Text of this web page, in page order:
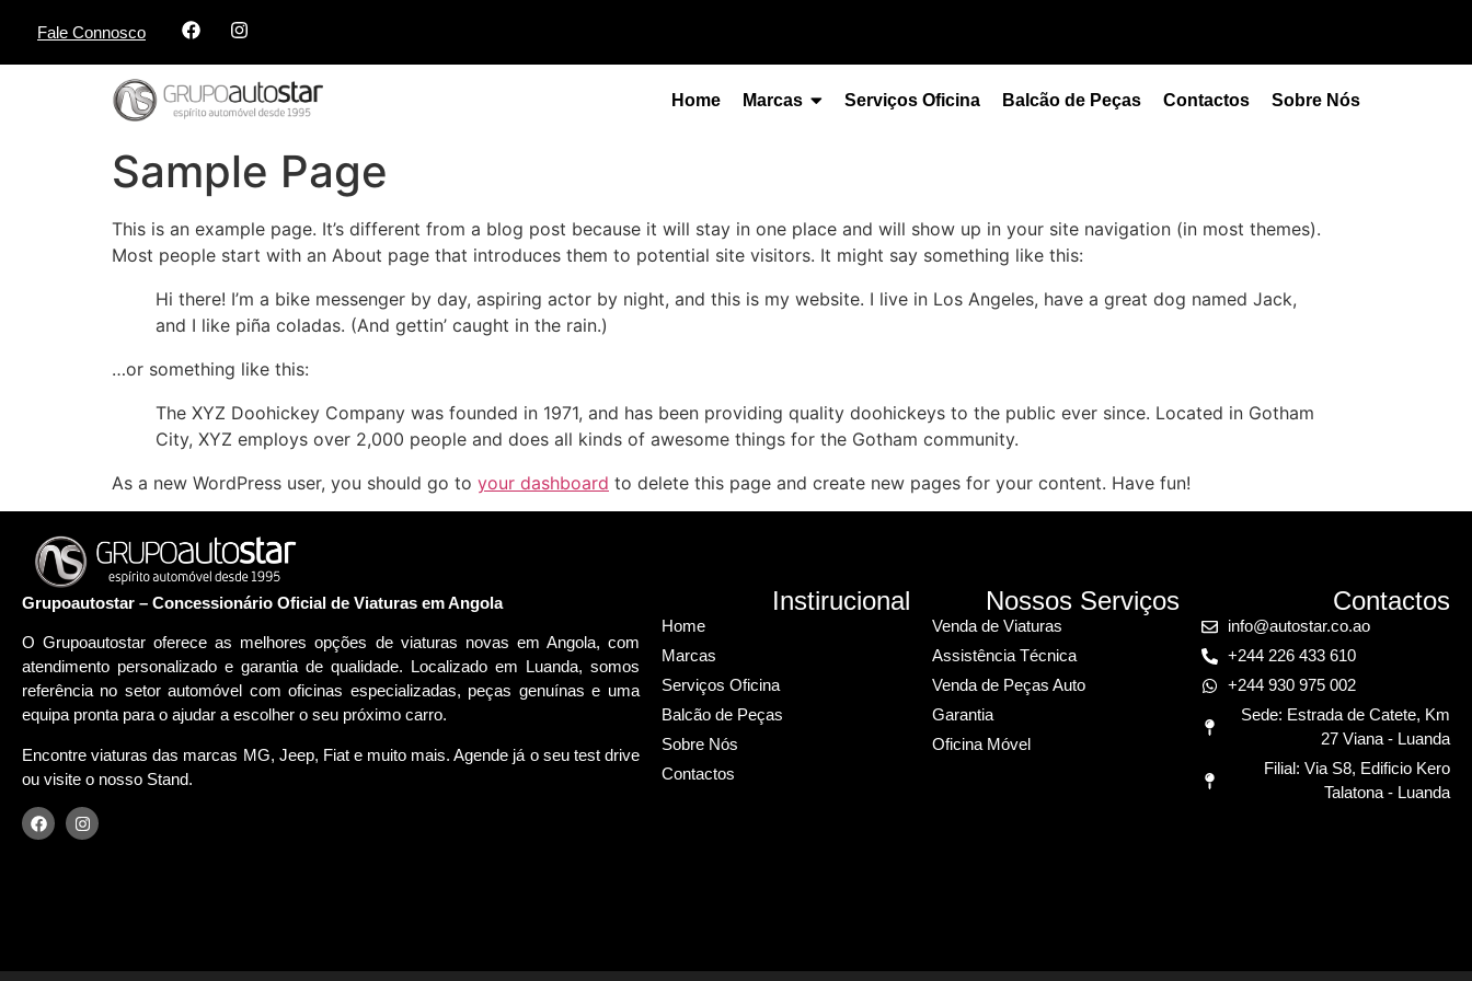
Fale Connosco
Home Marcas Serviços Oficina Balcão de Peças Contactos Sobre Nós
Sample Page
This is an example page. It’s different from a blog post because it will stay in one place and will show up in your site navigation (in most themes).
Most people start with an About page that introduces them to potential site visitors. It might say something like this:
Hi there! I’m a bike messenger by day, aspiring actor by night, and this is my website. I live in Los Angeles, have a great dog named Jack,
and I like piña coladas. (And gettin’ caught in the rain.)
…or something like this:
The XYZ Doohickey Company was founded in 1971, and has been providing quality doohickeys to the public ever since. Located in Gotham
City, XYZ employs over 2,000 people and does all kinds of awesome things for the Gotham community.
As a new WordPress user, you should go to your dashboard to delete this page and create new pages for your content. Have fun!
Grupoautostar – Concessionário Oficial de Viaturas em Angola
O Grupoautostar oferece as melhores opções de viaturas novas em Angola, com
atendimento personalizado e garantia de qualidade. Localizado em Luanda, somos
referência no setor automóvel com oficinas especializadas, peças genuínas e uma
equipa pronta para o ajudar a escolher o seu próximo carro.
Encontre viaturas das marcas MG, Jeep, Fiat e muito mais. Agende já o seu test drive
ou visite o nosso Stand.
Instirucional
Home
Marcas
Serviços Oficina
Balcão de Peças
Sobre Nós
Contactos
Nossos Serviços
Venda de Viaturas
Assistência Técnica
Venda de Peças Auto
Garantia
Oficina Móvel
Contactos
info@autostar.co.ao
+244 226 433 610
+244 930 975 002
Sede: Estrada de Catete, Km
27 Viana - Luanda
Filial: Via S8, Edificio Kero
Talatona - Luanda